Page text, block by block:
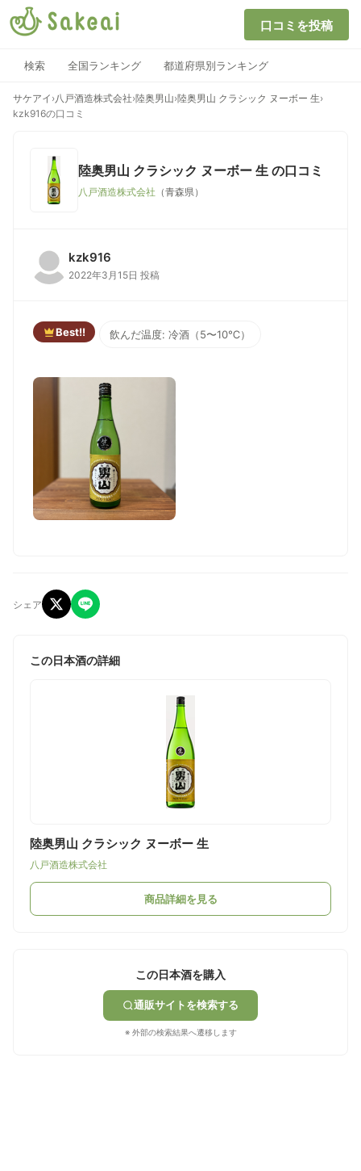
口コミを投稿
検索 全国ランキング 都道府県別ランキング
サケアイ ›八戸酒造株式会社›陸奥男山›陸奥男山 クラシック ヌーボー 生›
kzk916の口コミ
陸奥男山 クラシック ヌーボー 生 の口コミ
八戸酒造株式会社 （青森県）
kzk916
2022年3月15日 投稿
Best!! 飲んだ温度: 冷酒（5〜10℃）
シェア
この日本酒の詳細
陸奥男山 クラシック ヌーボー 生
八戸酒造株式会社
商品詳細を見る
この日本酒を購入
通販サイトを検索する
※ 外部の検索結果へ遷移します